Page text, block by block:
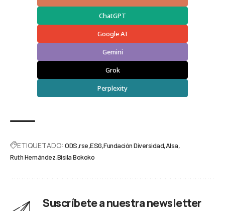
ChatGPT
Google AI
Gemini
Grok
Perplexity
ETIQUETADO: ODS rse ESG Fundación Diversidad Alsa
Ruth Hernández Bisila Bokoko
Suscríbete a nuestra newsletter